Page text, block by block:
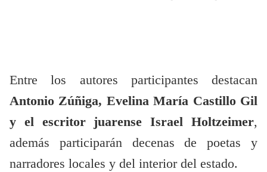
Entre los autores participantes destacan
Antonio Zúñiga, Evelina María Castillo Gil
y el escritor juarense Israel Holtzeimer,
además participarán decenas de poetas y
narradores locales y del interior del estado.